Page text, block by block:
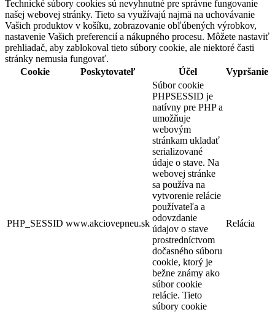
Technické súbory cookies sú nevyhnutné pre správne fungovanie
našej webovej stránky. Tieto sa využívajú najmä na uchovávanie
Vašich produktov v košíku, zobrazovanie obľúbených výrobkov,
nastavenie Vašich preferencií a nákupného procesu. Môžete nastaviť
prehliadač, aby zablokoval tieto súbory cookie, ale niektoré časti
stránky nemusia fungovať.
Cookie
Poskytovateľ Účel Vypršanie
PHP_SESSID www.akciovepneu.sk
Súbor cookie
PHPSESSID je
natívny pre PHP a
umožňuje
webovým
stránkam ukladať
serializované
údaje o stave. Na
webovej stránke
sa používa na
vytvorenie relácie
používateľa a
odovzdanie
údajov o stave
prostredníctvom
dočasného súboru
cookie, ktorý je
bežne známy ako
súbor cookie
relácie. Tieto
súbory cookie
Relácia